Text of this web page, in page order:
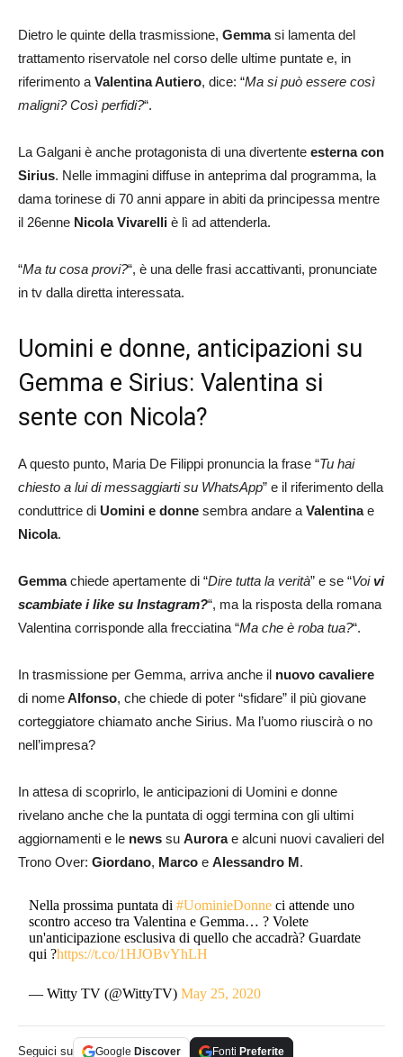
Dietro le quinte della trasmissione, Gemmasi lamenta del
trattamento riservatole nel corso delle ultime puntate e, in
riferimento a Valentina Autiero, dice: “Ma si può essere così
maligni? Così perfidi?“.
La Galgani è anche protagonista di una divertente esterna con
Sirius. Nelle immagini diffuse in anteprima dal programma, la
dama torinese di 70 anni appare in abiti da principessa mentre
il 26enne Nicola Vivarelli è lì ad attenderla.
“Ma tu cosa provi?“, è una delle frasi accattivanti, pronunciate
in tv dalla diretta interessata.
Uomini e donne, anticipazioni su
Gemma e Sirius: Valentina si
sente con Nicola?
A questo punto, Maria De Filippi pronuncia la frase “Tu hai
chiesto a lui di messaggiarti su WhatsApp” e il riferimento della
conduttrice di Uomini e donne sembra andare a Valentinae
Nicola.
Gemmachiede apertamente di “Dire tutta la verità” e se “Voivi
scambiate i like su Instagram?“, ma la risposta della romana
Valentina corrisponde alla frecciatina “Ma che è roba tua?“.
In trasmissione per Gemma, arriva anche il nuovo cavaliere
di nomeAlfonso, che chiede di poter “sfidare” il più giovane
corteggiatore chiamato anche Sirius. Ma l’uomo riuscirà o no
nell’impresa?
In attesa di scoprirlo, le anticipazioni di Uomini e donne
rivelano anche che la puntata di oggi termina con gli ultimi
aggiornamenti e le news su Aurorae alcuni nuovi cavalieri del
Trono Over: Giordano, Marco e Alessandro M.
Nella prossima puntata di#UominieDonne ci attende uno
scontro acceso tra Valentina e Gemma… ? Volete
un'anticipazione esclusiva di quello che accadrà? Guardate
qui ?https://t.co/1HJOBvYhLH
— Witty TV (@WittyTV)May 25, 2020
Seguici su Google Discover Fonti Preferite